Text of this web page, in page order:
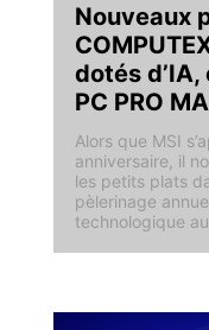
Nouveaux
dotés d’IA,
PC PRO
Alors que MSI
anniversaire, il
les petits plats
pèlerinage
technologique